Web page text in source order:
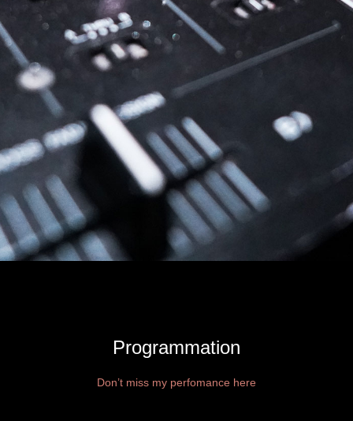
Programmation
Don’t miss my perfomance here